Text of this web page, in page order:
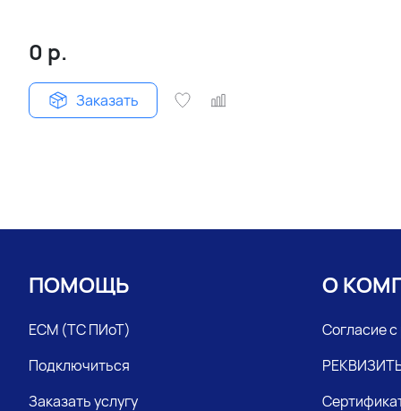
0 р.
Заказать
ПОМОЩЬ
ЕСМ (ТС ПИоТ)
Подключиться
Заказать услугу
О
Согласие